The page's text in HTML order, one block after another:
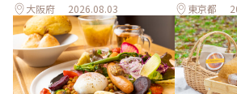
大阪府 2026.08.03 東京都